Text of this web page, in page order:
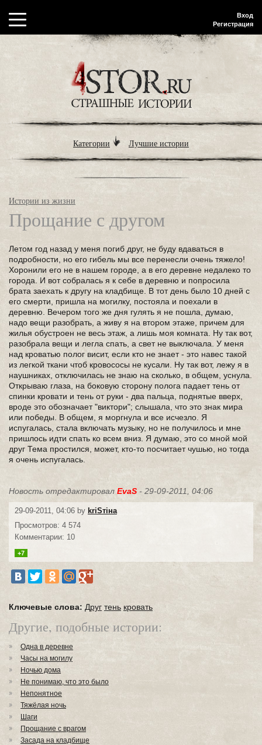
Вход
Регистрация
Категории Лучшие истории
Истории из жизни
Прощание с другом
Летом год назад у меня погиб друг, не буду вдаваться в
подробности, но его гибель мы все перенесли очень тяжело!
Хоронили его не в нашем городе, а в его деревне недалеко то
города. И вот собралась я к себе в деревню и попросила
брата заехать к другу на кладбище. В тот день было 10 дней с
его смерти, пришла на могилку, постояла и поехали в
деревню. Вечером того же дня гулять я не пошла, думаю,
надо вещи разобрать, а живу я на втором этаже, причем для
жилья обустроен не весь этаж, а лишь моя комната. Ну так вот,
разобрала вещи и легла спать, а свет не выключала. У меня
над кроватью полог висит, если кто не знает - это навес такой
из легкой ткани чтоб кровососы не кусали. Ну так вот, лежу я в
наушниках, отключилась не знаю на сколько, в общем, уснула.
Открываю глаза, на боковую сторону полога падает тень от
спинки кровати и тень от руки - два пальца, поднятые вверх,
вроде это обозначает "виктори"; слышала, что это знак мира
или победы. В общем, я моргнула и все исчезло. Я
испугалась, стала включать музыку, но не получилось и мне
пришлось идти спать ко всем вниз. Я думаю, это со мной мой
друг Тема простился, может, кто-то посчитает чушью, но тогда
я очень испугалась.
Новость отредактировал EvaS - 29-09-2011, 04:06
29-09-2011, 04:06 by kriSтiнa
Просмотров: 4 574
Комментарии: 10
+7
Ключевые слова: Друг тень кровать
Другие, подобные истории:
Одна в деревне
Часы на могилу
Ночью дома
Не понимаю, что это было
Непонятное
Тяжёлая ночь
Шаги
Прощание с врагом
Засада на кладбище